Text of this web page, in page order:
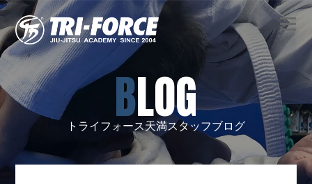
BLOG
トライフォース天満スタッフブログ